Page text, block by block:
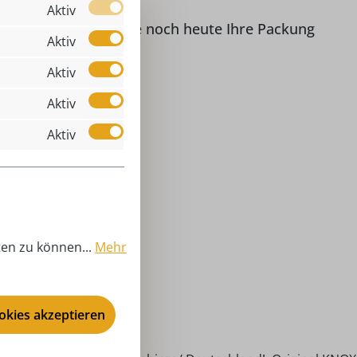
Bestellen Sie noch heute Ihre Packung
cm
(25 mm)
- Räucherkerzen
cm
Aktiv
Aktiv
Aktiv
Aktiv
Aktiv
zu können... Mehr
akzeptieren